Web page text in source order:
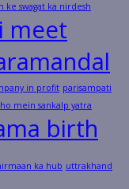
swagat ka nirdesh
meet
in profit parisampati
mein sankalp yatra
birth
ka hub uttrakhand